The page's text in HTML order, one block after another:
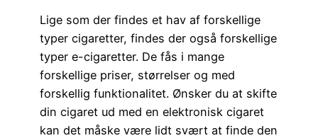
Lige som der findes et hav af forskellige
typer cigaretter, findes der også forskellige
typer e-cigaretter. De fås i mange
forskellige priser, størrelser og med
forskellig funktionalitet. Ønsker du at skifte
din cigaret ud med en elektronisk cigaret
kan det måske være lidt svært at finde den